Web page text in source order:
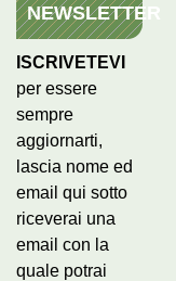
NEWSLETTER
ISCRIVETEVI
per essere
sempre
aggiornarti,
lascia nome ed
email qui sotto
riceverai una
email con la
quale potrai